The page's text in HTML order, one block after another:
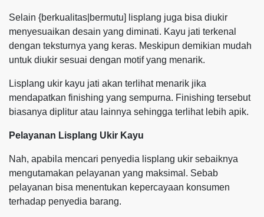
Selain {berkualitas|bermutu] lisplang juga bisa diukir
menyesuaikan desain yang diminati. Kayu jati terkenal
dengan teksturnya yang keras. Meskipun demikian mudah
untuk diukir sesuai dengan motif yang menarik.
Lisplang ukir kayu jati akan terlihat menarik jika
mendapatkan finishing yang sempurna. Finishing tersebut
biasanya diplitur atau lainnya sehingga terlihat lebih apik.
Pelayanan Lisplang Ukir Kayu
Nah, apabila mencari penyedia lisplang ukir sebaiknya
mengutamakan pelayanan yang maksimal. Sebab
pelayanan bisa menentukan kepercayaan konsumen
terhadap penyedia barang.